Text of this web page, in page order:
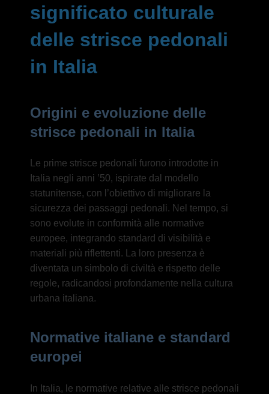
significato culturale
delle strisce pedonali
in Italia
Origini e evoluzione delle
strisce pedonali in Italia
Le prime strisce pedonali furono introdotte in
Italia negli anni ’50, ispirate dal modello
statunitense, con l’obiettivo di migliorare la
sicurezza dei passaggi pedonali. Nel tempo, si
sono evolute in conformità alle normative
europee, integrando standard di visibilità e
materiali più riflettenti. La loro presenza è
diventata un simbolo di civiltà e rispetto delle
regole, radicandosi profondamente nella cultura
urbana italiana.
Normative italiane e standard
europei
In Italia, le normative relative alle strisce pedonali